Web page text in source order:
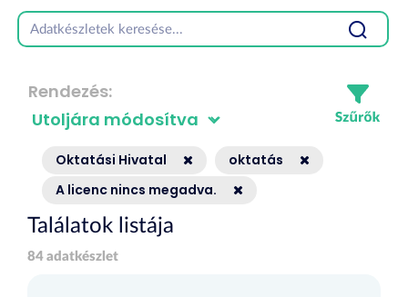
Rendezés
Oktatási Hivatal
oktatás
A licenc nincs megadva.
Találatok listája
84 adatkészlet